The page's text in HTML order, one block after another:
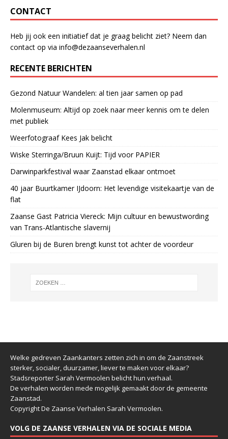
CONTACT
Heb jij ook een initiatief dat je graag belicht ziet? Neem dan
contact op via info@dezaanseverhalen.nl
RECENTE BERICHTEN
Gezond Natuur Wandelen: al tien jaar samen op pad
Molenmuseum: Altijd op zoek naar meer kennis om te delen
met publiek
Weerfotograaf Kees Jak belicht
Wiske Sterringa/Bruun Kuijt: Tijd voor PAPIER
Darwinparkfestival waar Zaanstad elkaar ontmoet
40 jaar Buurtkamer IJdoorn: Het levendige visitekaartje van de
flat
Zaanse Gast Patricia Viereck: Mijn cultuur en bewustwording
van Trans-Atlantische slavernij
Gluren bij de Buren brengt kunst tot achter de voordeur
Welke gedreven Zaankanters zetten zich in om de Zaanstreek
sterker, socialer, duurzamer, liever te maken voor elkaar?
Stadsreporter Sarah Vermoolen belicht hun verhaal.
De verhalen worden mede mogelijk gemaakt door de gemeente
Zaanstad.
Copyright De Zaanse Verhalen Sarah Vermoolen.
VOLG DE ZAANSE VERHALEN VIA DE SOCIALE MEDIA